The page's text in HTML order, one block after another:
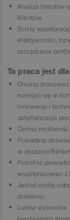
Analiza trendów
klientów.
Ścisłą
efektywności,
zarządzania
Ta praca jest
​​​​Chcesz pracować
rozwijać się w
innowacje i
optymalizacja
Cenisz
Posiadasz
w obszarze
Potrafisz
współpracować
Jesteś osobą
działaniu.
Lubisz